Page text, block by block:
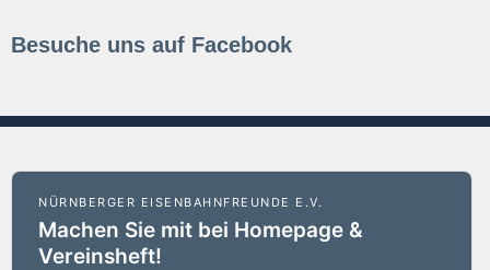
Besuche uns auf Facebook
NÜRNBERGER EISENBAHNFREUNDE E.V.
Machen Sie mit bei Homepage &
Vereinsheft!